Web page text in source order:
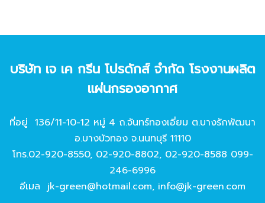
บริษัท เจ เค กรีน โปรดักส์ จํากัด โรงงานผลิต
แผ่นกรองอากาศ
ที่อยู่ 136/11-10-12 หมู่ 4 ถ.จันทร์ทองเอี่ยม ต.บางรักพัฒนา
อ.บางบัวทอง จ.นนทบุรี 11110
โทร.02-920-8550, 02-920-8802, 02-920-8588 099-
246-6996
อีเมล jk-green@hotmail.com, info@jk-green.com